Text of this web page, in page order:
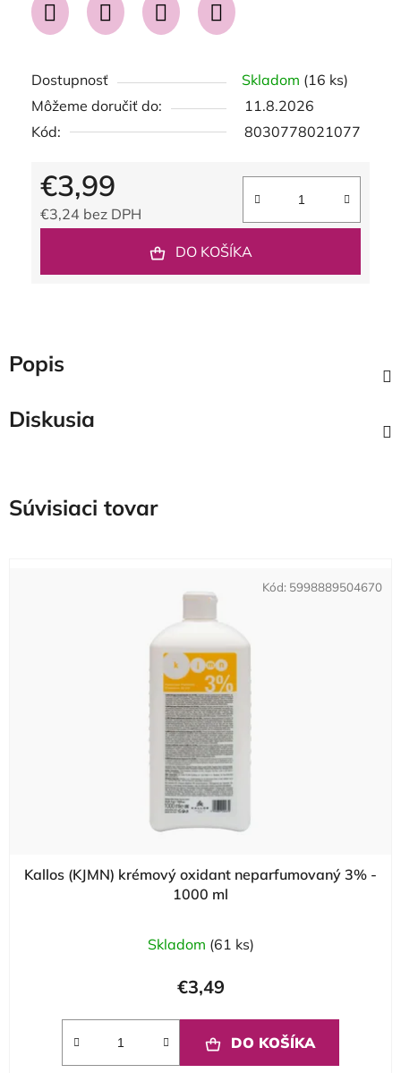
Dostupnosť Skladom (16 ks)
Môžeme doručiť do:
11.8.2026
Kód:
8030778021077
€3,99
€3,24 bez DPH
DO KOŠÍKA
Popis
Diskusia
Súvisiaci tovar
Kallos (KJMN) krémový oxidant neparfumovaný 3% -
1000 ml
Skladom (61 ks)
€3,49
DO KOŠÍKA
Kód: 5998889504670